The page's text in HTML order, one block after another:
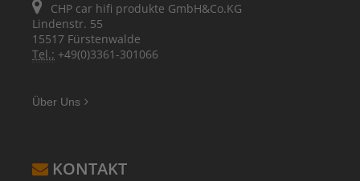
CHP car hifi produkte GmbH&Co.KG
Lindenstr. 55
15517 Fürstenwalde
Tel.: +49(0)3361-301066
Über Uns
KONTAKT